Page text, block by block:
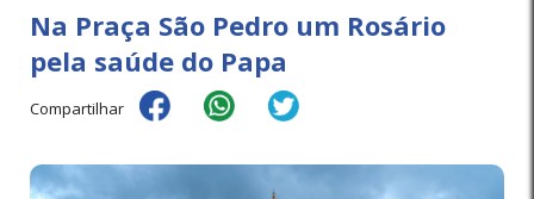
Na Praça São Pedro um Rosário
pela saúde do Papa
Compartilhar